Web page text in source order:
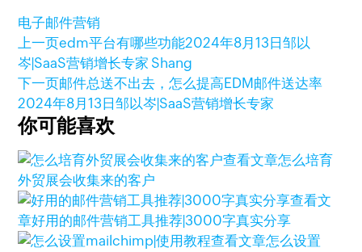
电子邮件营销
上一页edm平台有哪些功能2024年8月13日邹以
岑|SaaS营销增长专家 Shang
下一页邮件总送不出去，怎么提高EDM邮件送达率
2024年8月13日邹以岑|SaaS营销增长专家
你可能喜欢
查看文章怎么培育
外贸展会收集来的客户
查看文
章好用的邮件营销工具推荐|3000字真实分享
查看文章怎么设置